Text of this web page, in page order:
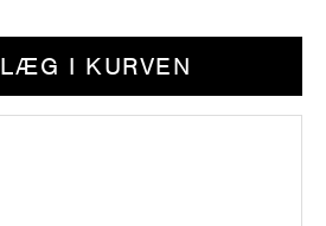
LÆG I KURVEN